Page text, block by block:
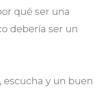
qué ser una
debería ser un
escucha y un buen